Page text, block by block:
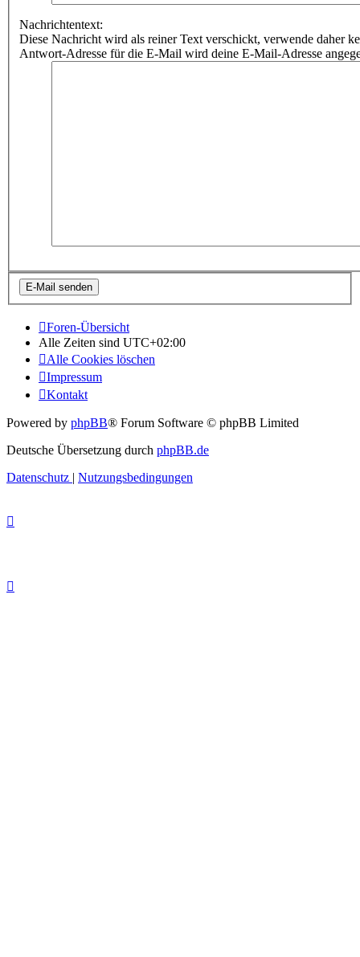
Nachrichtentext:
Diese Nachricht wird als reiner Text verschickt, verwende daher
Antwort-Adresse für die E-Mail wird deine E-Mail-Adresse
Foren-Übersicht
Alle Zeiten sind UTC+02:00
Alle Cookies löschen
Impressum
Kontakt
Powered by phpBB® Forum Software © phpBB Limited
Deutsche Übersetzung durch phpBB.de
Datenschutz | Nutzungsbedingungen